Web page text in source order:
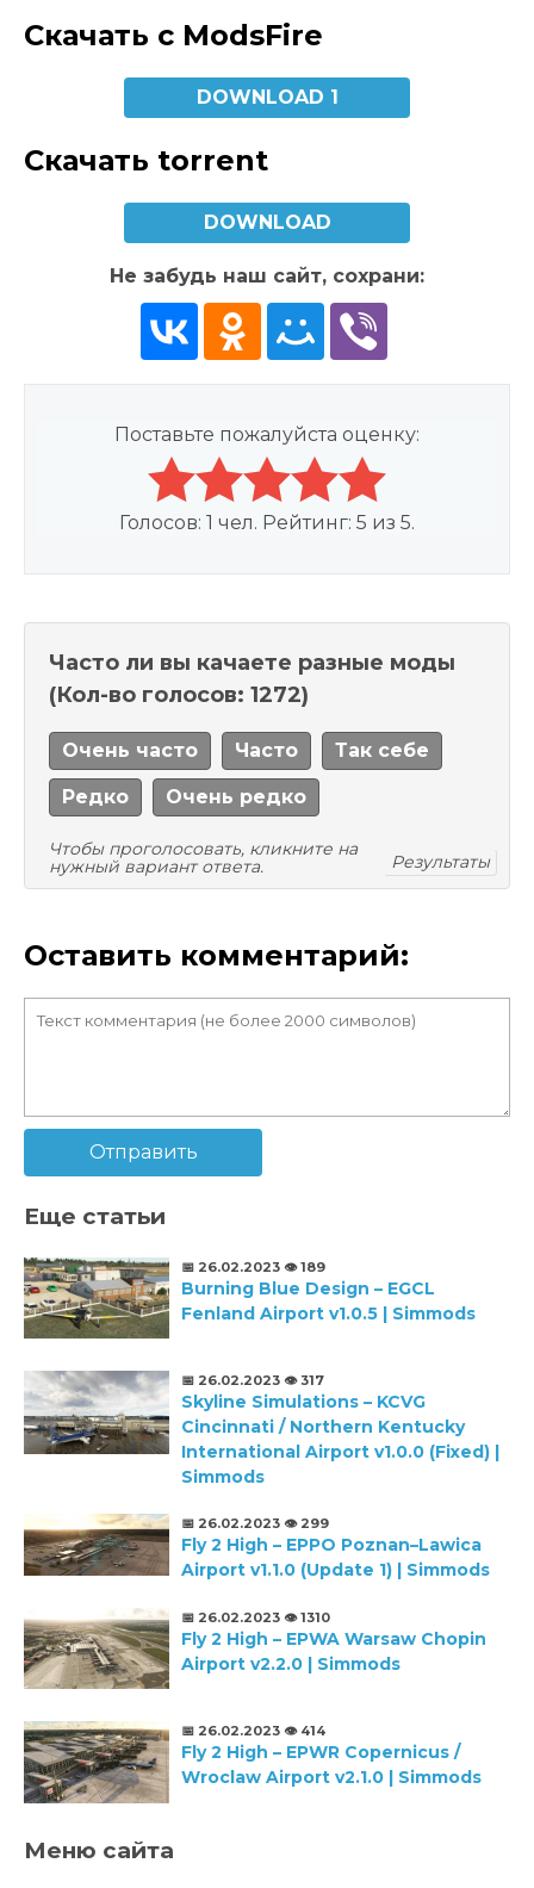
Скачать с ModsFire
DOWNLOAD 1
Скачать torrent
DOWNLOAD
Не забудь наш сайт, сохрани:
Поставьте пожалуйста оценку:
Голосов: 1 чел. Рейтинг: 5 из 5.
Часто ли вы качаете разные моды
(Кол-во голосов: 1272)
Очень часто Часто Так себе
Редко Очень редко
Чтобы проголосовать, кликните на
нужный вариант ответа.
Результаты
Оставить комментарий:
Отправить
Еще статьи
📅 26.02.2023 👁️ 189
Burning Blue Design – EGCL
Fenland Airport v1.0.5 | Simmods
📅 26.02.2023 👁️ 317
Skyline Simulations – KCVG
Cincinnati / Northern Kentucky
International Airport v1.0.0 (Fixed) |
Simmods
📅 26.02.2023 👁️ 299
Fly 2 High – EPPO Poznan–Lawica
Airport v1.1.0 (Update 1) | Simmods
📅 26.02.2023 👁️ 1310
Fly 2 High – EPWA Warsaw Chopin
Airport v2.2.0 | Simmods
📅 26.02.2023 👁️ 414
Fly 2 High – EPWR Copernicus /
Wroclaw Airport v2.1.0 | Simmods
Меню сайта